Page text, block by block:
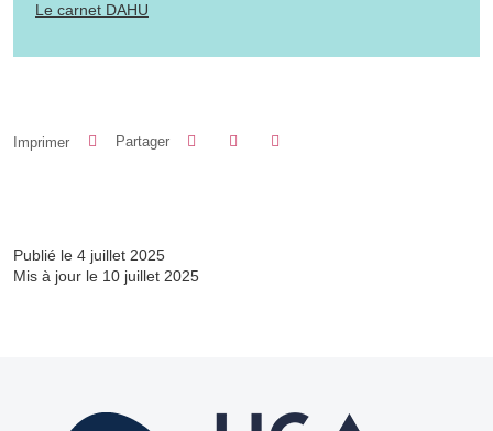
Le carnet DAHU
Imprimer Partager Partager sur Facebook
Partager sur LinkedIn
Publié le 4 juillet 2025
Mis à jour le 10 juillet 2025